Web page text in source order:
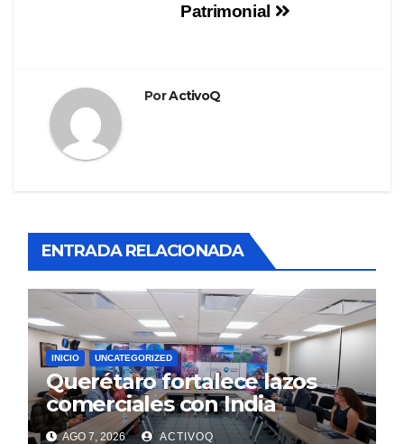
Patrimonial
PorActivoQ
ENTRADA RELACIONADA
INICIO UNCATEGORIZED
Querétaro fortalece lazos
comerciales con India
AGO 7, 2026 ACTIVOQ